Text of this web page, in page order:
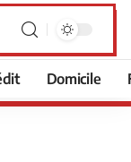
Domicile